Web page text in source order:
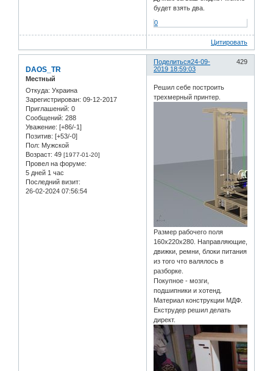
будет взять два.
0
Цитировать
Поделиться 429
24-09-
2019 18:59:03
DAOS_TR
Местный
Откуда: Украина
Зарегистрирован: 09-12-2017
Приглашений: 0
Сообщений: 288
Уважение: [+86/-1]
Позитив: [+53/-0]
Пол: Мужской
Возраст: 49 [1977-01-20]
Провел на форуме:
5 дней 1 час
Последний визит:
26-02-2024 07:56:54
Решил себе построить
трехмерный принтер.
Размер рабочего поля
160х220х280. Направляющие,
движки, ремни, блоки питания
из того что валялось в
разборке.
Покупное - мозги,
подшипники и хотенд.
Материал конструкции МДФ.
Екструдер решил делать
директ.